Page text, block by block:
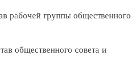
рабочей группы общественного
общественного совета и